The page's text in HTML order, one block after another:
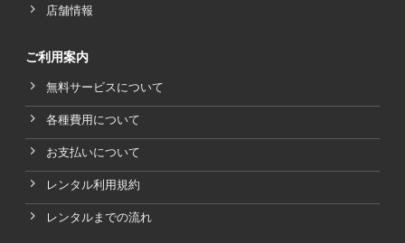
店舗情報
ご利用案内
無料サービスについて
各種費用について
お支払いについて
レンタル利用規約
レンタルまでの流れ